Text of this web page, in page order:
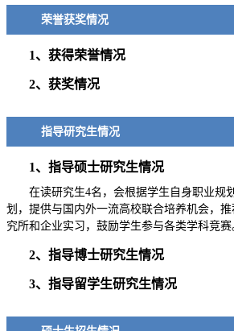
荣誉获奖情况
1、获得荣誉情况
2、获奖情况
指导研究生情况
1、指导硕士研究生情况
在读研究生4名，会根据学生自身职业规
划，提供与国内外一流高校联合培养机会，
究所和企业实习，鼓励学生参与各类学科竞赛
2、指导博士研究生情况
3、指导留学生研究生情况